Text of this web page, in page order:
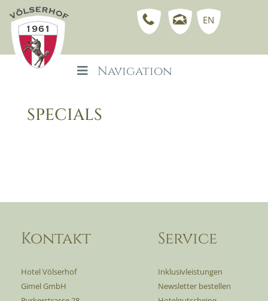
EN
Navigation
SPECIALS
Kontakt
Hotel Völserhof
Gimel GmbH
Service
Inklusivleistungen
Newsletter bestellen